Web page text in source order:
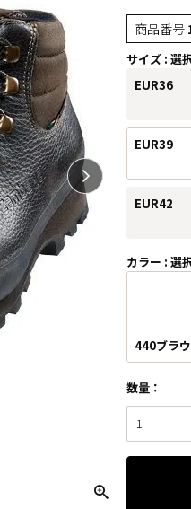
商品番号
サイズ 選
EUR36
EUR39
EUR42
カラー 選
440ブラ